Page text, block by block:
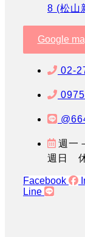
8 (松山
Google
02-
週一
週日
Facebook
Line